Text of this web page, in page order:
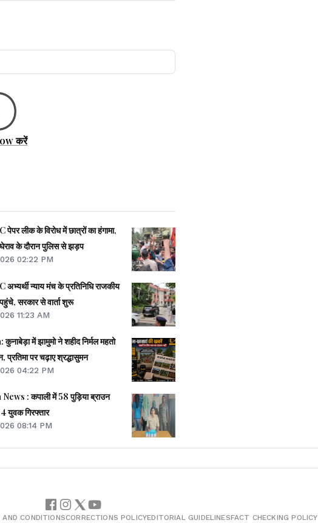
करें
पेपर लीक के विरोध में छात्रों का हंगामा,
के दौरान पुलिस से झड़प
02:22 PM
अभ्यर्थी न्याय मंच के प्रतिनिधि राजकीय
सरकार से वार्ता शुरू
11:23 AM
में झामुमो ने शहीद निर्मल महतो
प्रतिमा पर चढ़ाए श्रद्धासुमन
04:22 PM
: कपाली में 58 पुड़िया ब्राउन
युवक गिरफ्तार
08:14 PM
AND CONDITIONSCORRECTIONS POLICYEDITORIAL GUIDELINESFACT CHECKING POLICY